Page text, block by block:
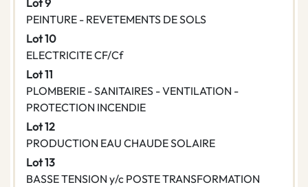
Lot 9
PEINTURE - REVETEMENTS DE SOLS
Lot 10
ELECTRICITE CF/Cf
Lot 11
PLOMBERIE - SANITAIRES - VENTILATION -
PROTECTION INCENDIE
Lot 12
PRODUCTION EAU CHAUDE SOLAIRE
Lot 13
BASSE TENSION y/c POSTE TRANSFORMATION